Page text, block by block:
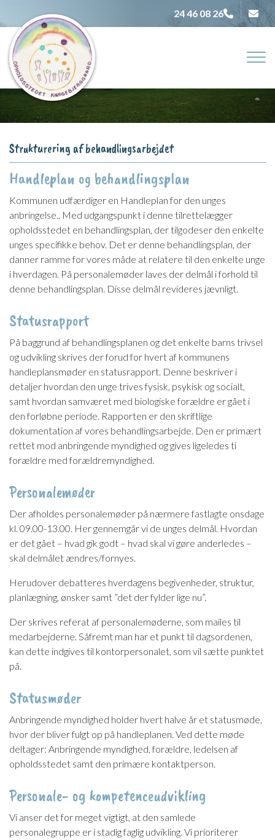
til
hovedindhold
24 46 08 26
Strukturering af behandlingsarbejdet
Handleplan og behandlingsplan
Kommunen udfærdiger en Handleplan for den unges
anbringelse.. Med udgangspunkt i denne tilrettelægger
opholdsstedet en behandlingsplan, der tilgodeser den enkelte
unges specifikke behov. Det er denne behandlingsplan, der
danner ramme for vores måde at relatere til den enkelte unge
i hverdagen. På personalemøder laves der delmål i forhold til
denne behandlingsplan. Disse delmål revideres jævnligt.
​Statusrapport
På baggrund af behandlingsplanen og det enkelte barns trivsel
og udvikling skrives der forud for hvert af kommunens
handleplansmøder en statusrapport. Denne beskriver i
detaljer hvordan den unge trives fysisk, psykisk og socialt,
samt hvordan samværet med biologiske forældre er gået i
den forløbne periode. Rapporten er den skriftlige
dokumentation af vores behandlingsarbejde. Den er primært
rettet mod anbringende myndighed og gives ligeledes ti
forældre med forældremyndighed.
​Personalemøder
Der afholdes personalemøder på nærmere fastlagte onsdage
kl. 09.00-13.00. Her gennemgår vi de unges delmål. Hvordan
er det gået – hvad gik godt – hvad skal vi gøre anderledes –
skal delmålet ændres/fornyes.
Herudover debatteres hverdagens begivenheder, struktur,
planlægning, ønsker samt ”det der fylder lige nu”.
Der skrives referat af personalemøderne, som mailes til
medarbejderne. Såfremt man har et punkt til dagsordenen,
kan dette indgives til kontorpersonalet, som vil sætte punktet
på.
​Statusmøder
Anbringende myndighed holder hvert halve år et statusmøde,
hvor der bliver fulgt op på handleplanen. Ved dette møde
deltager: Anbringende myndighed, forældre, ledelsen af
opholdsstedet samt den primære kontaktperson.
Personale- og kompetenceudvikling
Vi anser det for meget vigtigt, at den samlede
personalegruppe er i stadig faglig udvikling. Vi prioriterer